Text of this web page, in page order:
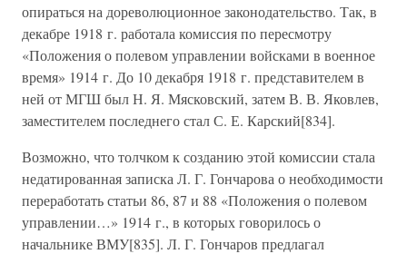
опираться на дореволюционное законодательство. Так, в
декабре 1918 г. работала комиссия по пересмотру
«Положения о полевом управлении войсками в военное
время» 1914 г. До 10 декабря 1918 г. представителем в
ней от МГШ был Н. Я. Мясковский, затем В. В. Яковлев,
заместителем последнего стал С. Е. Карский[834].
Возможно, что толчком к созданию этой комиссии стала
недатированная записка Л. Г. Гончарова о необходимости
переработать статьи 86, 87 и 88 «Положения о полевом
управлении…» 1914 г., в которых говорилось о
начальнике ВМУ[835]. Л. Г. Гончаров предлагал